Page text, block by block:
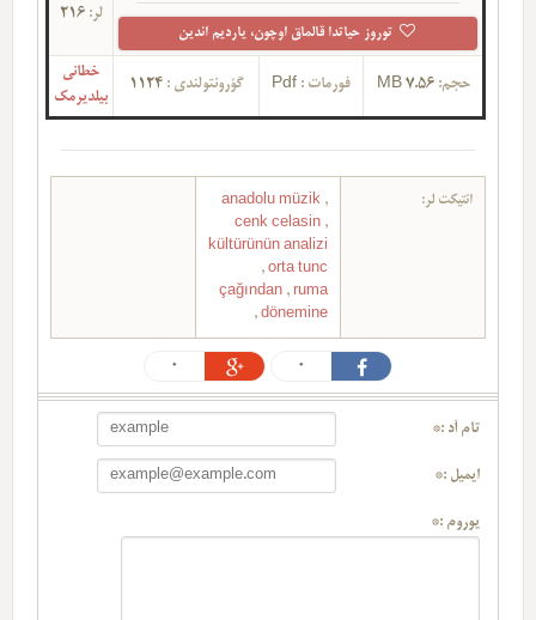
توروز حیاتدا قالماق اوچون، یاردیم ائدین
لر: 216
حجم:7.56 MB فورمات : Pdf گؤرونتولندی :1124
خطانی
بیلدیرمک
ائتیکت لر: anadolu müzik ,
cenk celasin ,
kültürünün analizi
, orta tunc
çağından , ruma
dönemine
,
0
0
تام آد :*
ایمیل :*
یوروم :*